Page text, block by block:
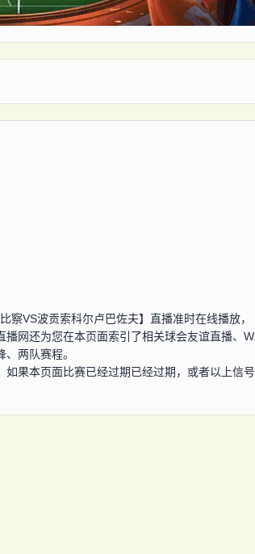
察VS波贡索科尔卢巴佐夫】直播准时在线播放，
网还为您在本页面索引了相关球会友谊直播、W.
两队赛程。
如果本页面比赛已经过期已经过期，或者以上信号